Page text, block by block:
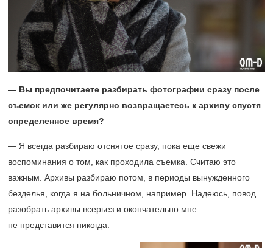
— Вы предпочитаете разбирать фотографии сразу после
съемок или же регулярно возвращаетесь к архиву спустя
определенное время?
— Я всегда разбираю отснятое сразу, пока еще свежи
воспоминания о том, как проходила съемка. Считаю это
важным. Архивы разбираю потом, в периоды вынужденного
безделья, когда я на больничном, например. Надеюсь, повод
разобрать архивы всерьез и окончательно мне
не представится никогда.